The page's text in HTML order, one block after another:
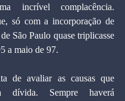
incrível complacência.
só com a incorporação de
São Paulo quase triplicasse
a maio de 97.
dívida. Sempre haverá